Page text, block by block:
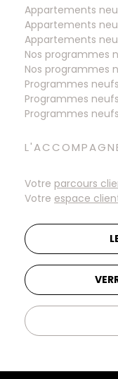
Appartements
Appartements
Appartements
Nos programmes
Nos programmes
Programmes
Programmes
Programmes
Votre parcours
Votre espace